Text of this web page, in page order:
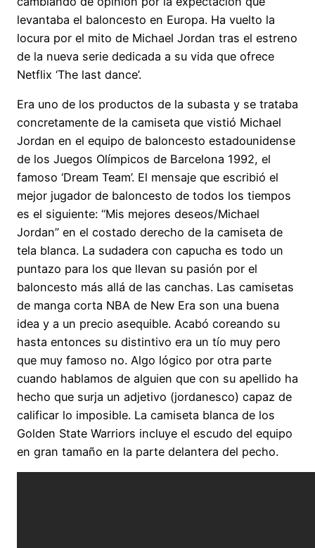
levantaba el baloncesto en Europa. Ha vuelto la
locura por el mito de Michael Jordan tras el estreno
de la nueva serie dedicada a su vida que ofrece
Netflix ‘The last dance’.
Era uno de los productos de la subasta y se trataba
concretamente de la camiseta que vistió Michael
Jordan en el equipo de baloncesto estadounidense
de los Juegos Olímpicos de Barcelona 1992, el
famoso ‘Dream Team’. El mensaje que escribió el
mejor jugador de baloncesto de todos los tiempos
es el siguiente: “Mis mejores deseos/Michael
Jordan” en el costado derecho de la camiseta de
tela blanca. La sudadera con capucha es todo un
puntazo para los que llevan su pasión por el
baloncesto más allá de las canchas. Las camisetas
de manga corta NBA de New Era son una buena
idea y a un precio asequible. Acabó coreando su
hasta entonces su distintivo era un tío muy pero
que muy famoso no. Algo lógico por otra parte
cuando hablamos de alguien que con su apellido ha
hecho que surja un adjetivo (jordanesco) capaz de
calificar lo imposible. La camiseta blanca de los
Golden State Warriors incluye el escudo del equipo
en gran tamaño en la parte delantera del pecho.